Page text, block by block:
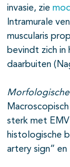
invasie, zie
Intramurale
muscularis
bevindt zich
daarbuiten
Morfologische
sterk met
histologische
artery sign”